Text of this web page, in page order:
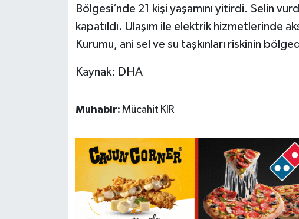
Bölgesi’nde 21 kişi yaşamını yitirdi. Selin
kapatıldı. Ulaşım ile elektrik hizmetlerinde
Kurumu, ani sel ve su taşkınları riskinin
Kaynak: DHA
Muhabir: Mücahit KIR